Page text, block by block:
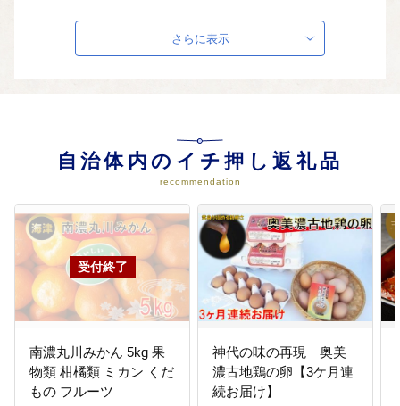
力のある まちづくり事業
農林漁業の振興・河川漁業の保護
まちづくり事業
市民提案型協働事業など
06
海津市のためになるなら何でも支
事業の指定に限らず、何でも支
援。
さらに表示
自治体内のイチ押し返礼品
recommendation
南濃丸川みかん 5kg 果
物類 柑橘類 ミカン くだ
もの フルーツ
神代の味の再現 奥美
濃古地鶏の卵【3ケ月連
続お届け】